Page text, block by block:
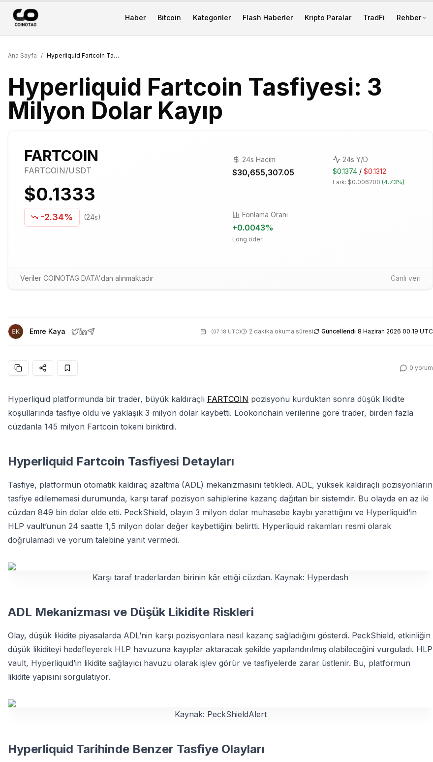
Haber Bitcoin Kategoriler Flash Haberler Kripto Paralar TradFi Rehber
Ana Sayfa / Hyperliquid Fartcoin Tasfiyesi: 3 Milyon Dolar Kayıp
Hyperliquid Fartcoin Tasfiyesi: 3
Milyon Dolar Kayıp
FARTCOIN
FARTCOIN/USDT
$0.1333
-2.34% (24s)
24s Hacim
$30,655,307.05
24s Y/D
$0.1374/ $0.1312
Fark: $0.006200 (4.73%)
Fonlama Oranı
+0.0043%
Long öder
Veriler COINOTAG DATA'dan alınmaktadır Canlı veri
Emre Kaya (07:18 UTC) 2 dakika okuma süresi Güncellendi 8 Haziran 2026 00:19 UTC
0 yorum
Hyperliquid platformunda bir trader, büyük kaldıraçlı FARTCOIN pozisyonu kurduktan sonra düşük likidite
koşullarında tasfiye oldu ve yaklaşık 3 milyon dolar kaybetti. Lookonchain verilerine göre trader, birden fazla
cüzdanla 145 milyon Fartcoin tokeni biriktirdi.
Hyperliquid Fartcoin Tasfiyesi Detayları
Tasfiye, platformun otomatik kaldıraç azaltma (ADL) mekanizmasını tetikledi. ADL, yüksek kaldıraçlı pozisyonların
tasfiye edilememesi durumunda, karşı taraf pozisyon sahiplerine kazanç dağıtan bir sistemdir. Bu olayda en az iki
cüzdan 849 bin dolar elde etti. PeckShield, olayın 3 milyon dolar muhasebe kaybı yarattığını ve Hyperliquid’in
HLP vault’unun 24 saatte 1,5 milyon dolar değer kaybettiğini belirtti. Hyperliquid rakamları resmi olarak
doğrulamadı ve yorum talebine yanıt vermedi.
Karşı taraf traderlardan birinin kâr ettiği cüzdan. Kaynak: Hyperdash
ADL Mekanizması ve Düşük Likidite Riskleri
Olay, düşük likidite piyasalarda ADL’nin karşı pozisyonlara nasıl kazanç sağladığını gösterdi. PeckShield, etkinliğin
düşük likiditeyi hedefleyerek HLP havuzuna kayıplar aktaracak şekilde yapılandırılmış olabileceğini vurguladı. HLP
vault, Hyperliquid’in likidite sağlayıcı havuzu olarak işlev görür ve tasfiyelerde zarar üstlenir. Bu, platformun
likidite yapısını sorgulatıyor.
Kaynak: PeckShieldAlert
Hyperliquid Tarihinde Benzer Tasfiye Olayları